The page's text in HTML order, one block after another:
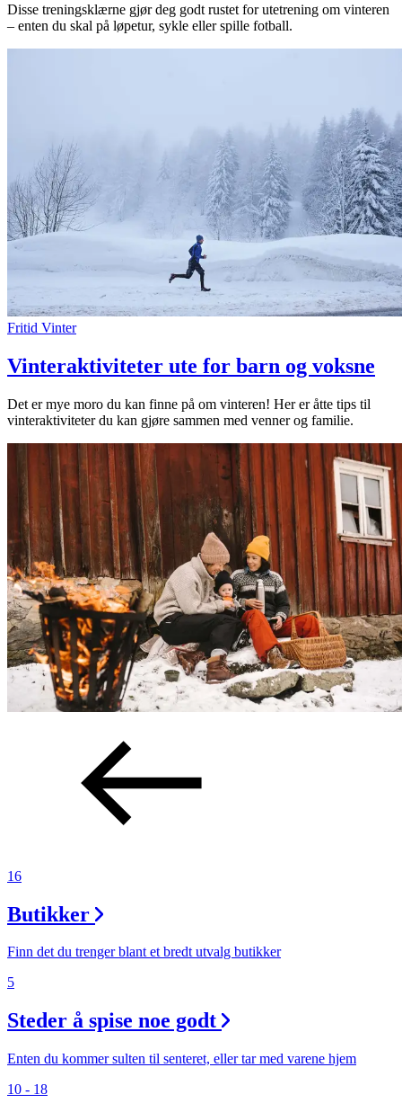
Disse treningsklærne gjør deg godt rustet for utetrening om vinteren
– enten du skal på løpetur, sykle eller spille fotball.
Fritid Vinter
Vinteraktiviteter ute for barn og voksne
Det er mye moro du kan finne på om vinteren! Her er åtte tips til
vinteraktiviteter du kan gjøre sammen med venner og familie.
16
Butikker
Finn det du trenger blant et bredt utvalg butikker
5
Steder å spise noe godt
Enten du kommer sulten til senteret, eller tar med varene hjem
10 - 18